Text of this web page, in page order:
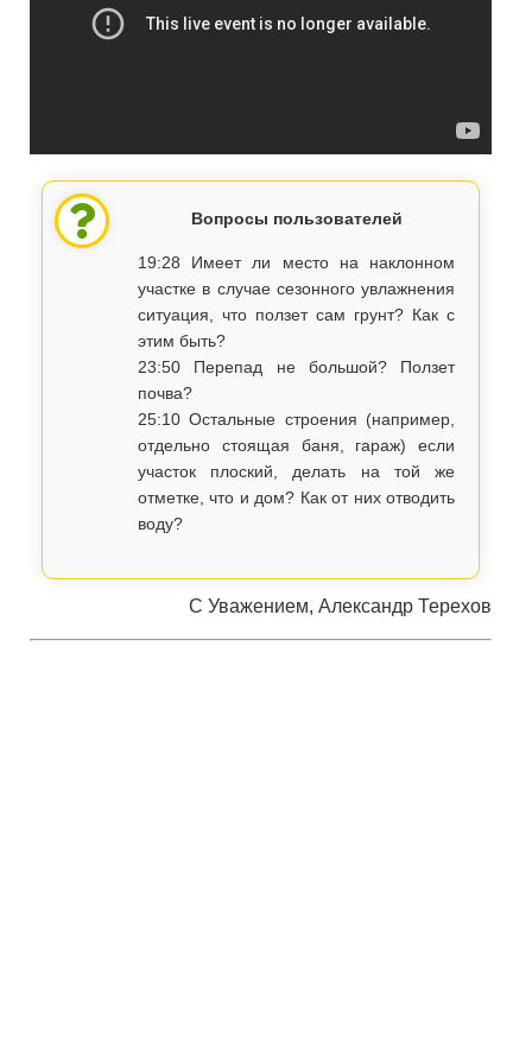
Вопросы пользователей
19:28 Имеет ли место на наклонном
участке в случае сезонного увлажнения
ситуация, что ползет сам грунт? Как с
этим быть?
23:50 Перепад не большой? Ползет
почва?
25:10 Остальные строения (например,
отдельно стоящая баня, гараж) если
участок плоский, делать на той же
отметке, что и дом? Как от них отводить
воду?
С Уважением, Александр Терехов